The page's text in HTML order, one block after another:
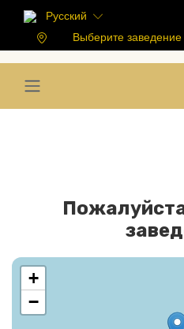
Русский
Выберите заведение
+
−